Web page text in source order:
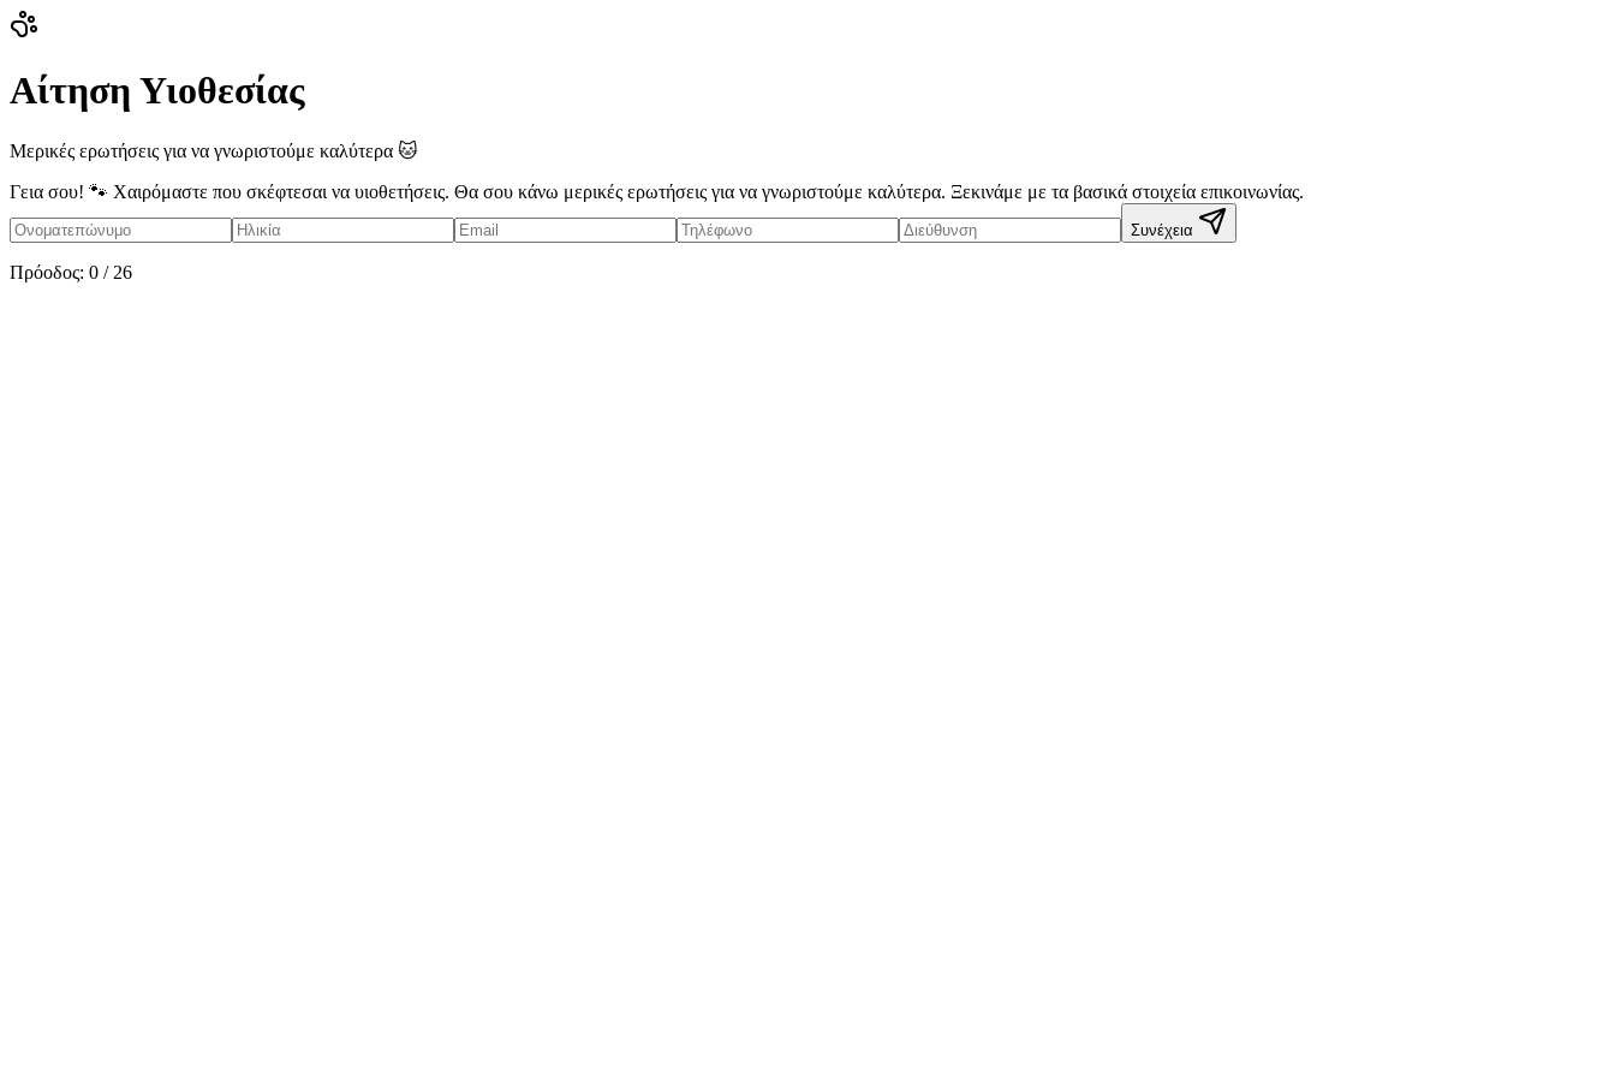
Αίτηση Υιοθεσίας
Μερικές ερωτήσεις για να γνωριστούμε καλύτερα 🐱
Γεια σου! 🐾 Χαιρόμαστε που σκέφτεσαι να υιοθετήσεις. Θα σου κάνω μερικές ερωτήσεις για να γνωριστούμε καλύτερα. Ξεκινάμε με τα βασικά στοιχεία επικοινωνίας.
Συνέχεια
Πρόοδος: 0 / 26